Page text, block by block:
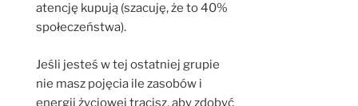
atencję kupują (szacuję, że to 40%
społeczeństwa).
Jeśli jesteś w tej ostatniej grupie
nie masz pojęcia ile zasobów i
energii życiowej tracisz, aby zdobyć